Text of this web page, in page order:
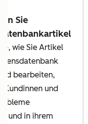
Sie
wie Sie Artikel
bearbeiten,
Kundinnen und
und in ihrem